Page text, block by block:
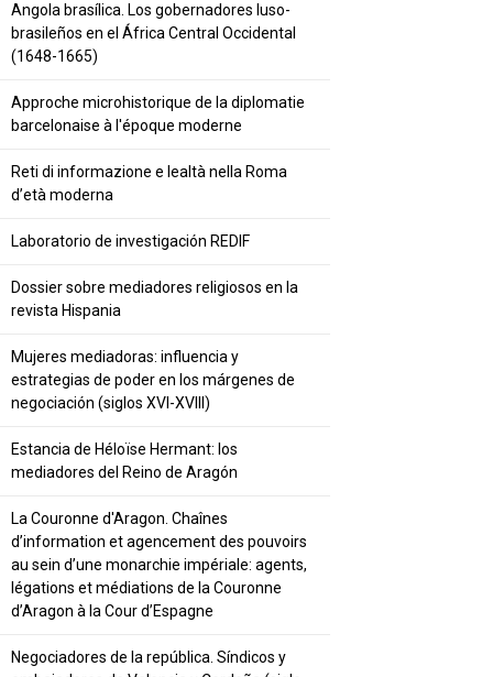
Angola brasílica. Los gobernadores luso-
brasileños en el África Central Occidental
(1648-1665)
Approche microhistorique de la diplomatie
barcelonaise à l'époque moderne
Reti di informazione e lealtà nella Roma
d’età moderna
Laboratorio de investigación REDIF
Dossier sobre mediadores religiosos en la
revista Hispania
Mujeres mediadoras: influencia y
estrategias de poder en los márgenes de
negociación (siglos XVI-XVIII)
Estancia de Héloïse Hermant: los
mediadores del Reino de Aragón
La Couronne d'Aragon. Chaînes
d’information et agencement des pouvoirs
au sein d’une monarchie impériale: agents,
légations et médiations de la Couronne
d’Aragon à la Cour d’Espagne
Negociadores de la república. Síndicos y